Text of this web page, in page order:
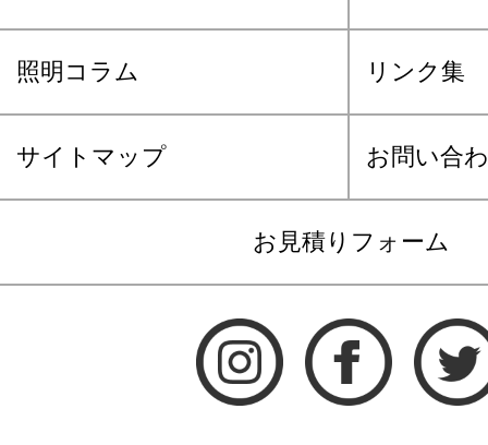
照明コラム リンク集
サイトマップ お問い合
お見積りフォーム